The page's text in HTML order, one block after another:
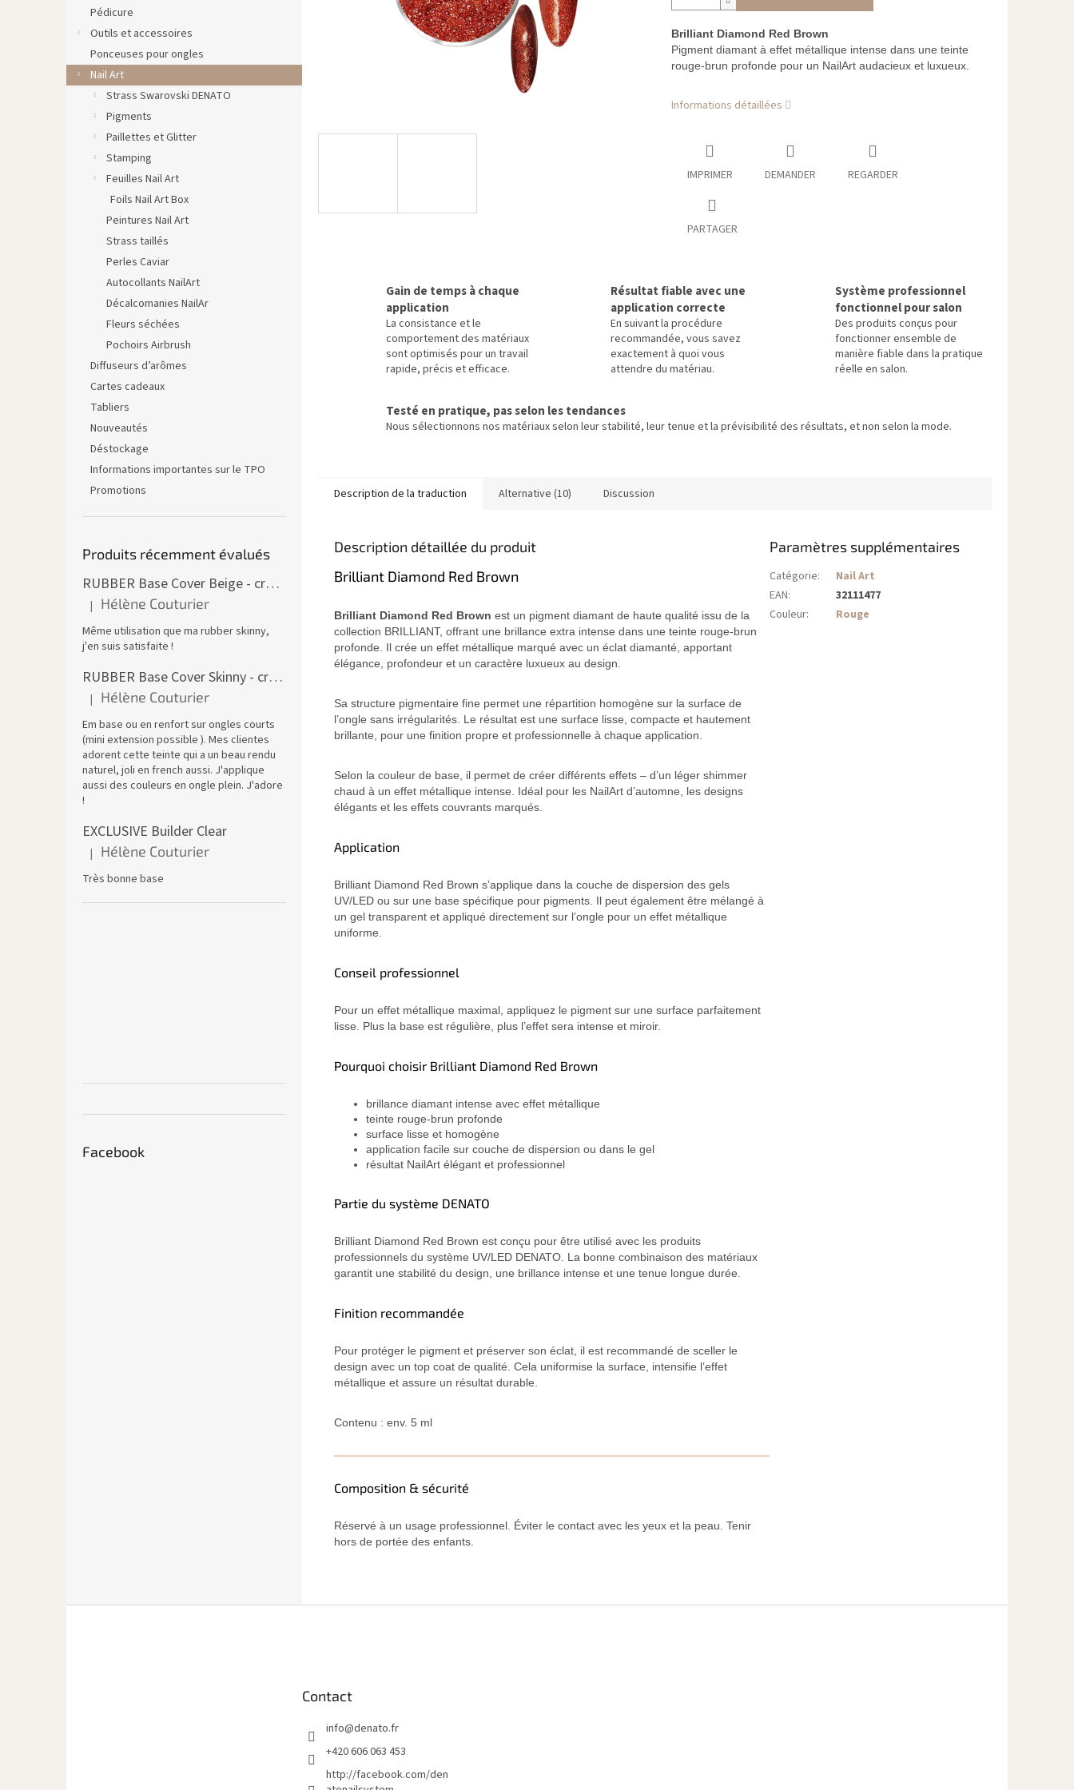
Pédicure
Outils et accessoires
Ponceuses pour ongles
Nail Art
Strass Swarovski DENATO
Pigments
Paillettes et Glitter
Stamping
Feuilles Nail Art
Foils Nail Art Box
Peintures Nail Art
Strass taillés
Perles Caviar
Autocollants NailArt
Décalcomanies NailAr
Fleurs séchées
Pochoirs Airbrush
Diffuseurs d’arômes
Cartes cadeaux
Tabliers
Nouveautés
Déstockage
Informations importantes sur le TPO
Promotions
Produits récemment évalués
RUBBER Base Cover Beige - creuset 30 ml
L'évaluation du produit est de 5 sur 5 étoiles.
| Hélène Couturier
Même utilisation que ma rubber skinny,
j'en suis satisfaite !
RUBBER Base Cover Skinny - creuset 30 g
L'évaluation du produit est de 5 sur 5 étoiles.
| Hélène Couturier
Em base ou en renfort sur ongles courts
(mini extension possible ). Mes clientes
adorent cette teinte qui a un beau rendu
naturel, joli en french aussi. J'applique
aussi des couleurs en ongle plein. J'adore
!
EXCLUSIVE Builder Clear
L'évaluation du produit est de 5 sur 5 étoiles.
| Hélène Couturier
Très bonne base
Facebook
Brilliant Diamond Red Brown
Pigment diamant à effet métallique intense dans une teinte
rouge-brun profonde pour un NailArt audacieux et luxueux.
Informations détaillées
IMPRIMER DEMANDER REGARDER
PARTAGER
Gain de temps à chaque
application
La consistance et le
comportement des matériaux
sont optimisés pour un travail
rapide, précis et efficace.
Résultat fiable avec une
application correcte
En suivant la procédure
recommandée, vous savez
exactement à quoi vous
attendre du matériau.
Système professionnel
fonctionnel pour salon
Des produits conçus pour
fonctionner ensemble de
manière fiable dans la pratique
réelle en salon.
Testé en pratique, pas selon les tendances
Nous sélectionnons nos matériaux selon leur stabilité, leur tenue et la prévisibilité des résultats, et non selon la mode.
Description de la traduction Alternative (10) Discussion
Description détaillée du produit
Brilliant Diamond Red Brown
Brilliant Diamond Red Brown est un pigment diamant de haute qualité issu de la
collection BRILLIANT, offrant une brillance extra intense dans une teinte rouge-brun
profonde. Il crée un effet métallique marqué avec un éclat diamanté, apportant
élégance, profondeur et un caractère luxueux au design.
Sa structure pigmentaire fine permet une répartition homogène sur la surface de
l’ongle sans irrégularités. Le résultat est une surface lisse, compacte et hautement
brillante, pour une finition propre et professionnelle à chaque application.
Selon la couleur de base, il permet de créer différents effets – d’un léger shimmer
chaud à un effet métallique intense. Idéal pour les NailArt d’automne, les designs
élégants et les effets couvrants marqués.
Application
Brilliant Diamond Red Brown s’applique dans la couche de dispersion des gels
UV/LED ou sur une base spécifique pour pigments. Il peut également être mélangé à
un gel transparent et appliqué directement sur l’ongle pour un effet métallique
uniforme.
Conseil professionnel
Pour un effet métallique maximal, appliquez le pigment sur une surface parfaitement
lisse. Plus la base est régulière, plus l’effet sera intense et miroir.
Pourquoi choisir Brilliant Diamond Red Brown
brillance diamant intense avec effet métallique
teinte rouge-brun profonde
surface lisse et homogène
application facile sur couche de dispersion ou dans le gel
résultat NailArt élégant et professionnel
Partie du système DENATO
Brilliant Diamond Red Brown est conçu pour être utilisé avec les produits
professionnels du système UV/LED DENATO. La bonne combinaison des matériaux
garantit une stabilité du design, une brillance intense et une tenue longue durée.
Finition recommandée
Pour protéger le pigment et préserver son éclat, il est recommandé de sceller le
design avec un top coat de qualité. Cela uniformise la surface, intensifie l’effet
métallique et assure un résultat durable.
Contenu : env. 5 ml
Composition & sécurité
Réservé à un usage professionnel. Éviter le contact avec les yeux et la peau. Tenir
hors de portée des enfants.
Paramètres supplémentaires
Catégorie:
Nail Art
EAN:
32111477
Couleur: Rouge
Contact
info@denato.fr
+420 606 063 453
http://facebook.com/den